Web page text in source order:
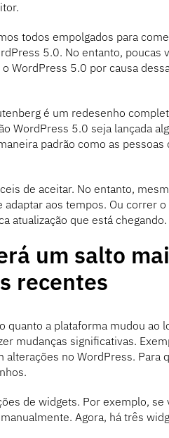
todos empolgados para
5.0. No entanto, poucas
WordPress 5.0 por causa
é um redesenho
WordPress 5.0 seja lançada
padrão como as pessoas
de aceitar. No entanto,
aos tempos. Ou correr
atualização que está chegando.
um salto
recentes
quanto a plataforma mudou ao
mudanças significativas.
alterações no WordPress. Para
de widgets. Por exemplo, se
Agora, há três